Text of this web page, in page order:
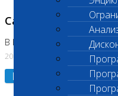
Санитарный день
В Коломне 20.07.2026
20.07.2026
Подробнее